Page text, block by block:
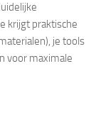
krijgt praktische
je tools
voor maximale